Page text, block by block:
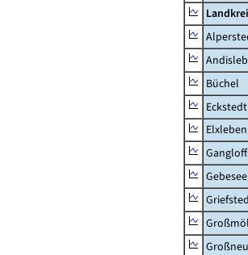
Büchel
Eckstedt
Elxleben